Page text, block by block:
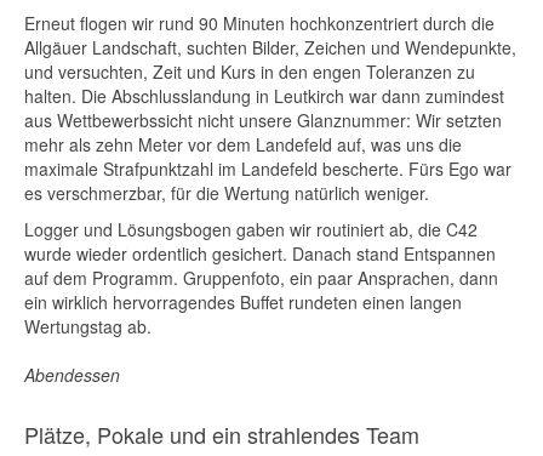
Erneut flogen wir rund 90 Minuten hochkonzentriert durch die
Allgäuer Landschaft, suchten Bilder, Zeichen und Wendepunkte,
und versuchten, Zeit und Kurs in den engen Toleranzen zu
halten. Die Abschlusslandung in Leutkirch war dann zumindest
aus Wettbewerbssicht nicht unsere Glanznummer: Wir setzten
mehr als zehn Meter vor dem Landefeld auf, was uns die
maximale Strafpunktzahl im Landefeld bescherte. Fürs Ego war
es verschmerzbar, für die Wertung natürlich weniger.
Logger und Lösungsbogen gaben wir routiniert ab, die C42
wurde wieder ordentlich gesichert. Danach stand Entspannen
auf dem Programm. Gruppenfoto, ein paar Ansprachen, dann
ein wirklich hervorragendes Buffet rundeten einen langen
Wertungstag ab.
Abendessen
Plätze, Pokale und ein strahlendes Team